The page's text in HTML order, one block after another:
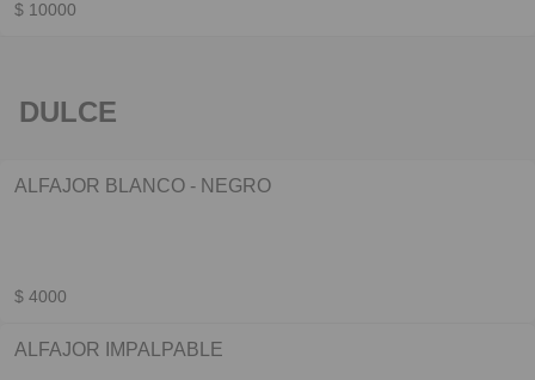
$ 10000
DULCE
ALFAJOR BLANCO - NEGRO
$ 4000
ALFAJOR IMPALPABLE